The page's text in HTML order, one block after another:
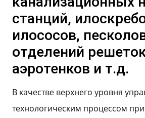
станций,
илососов,
отделений
аэротенков и т.д.
В качестве верхнего уровня
технологическим процессом